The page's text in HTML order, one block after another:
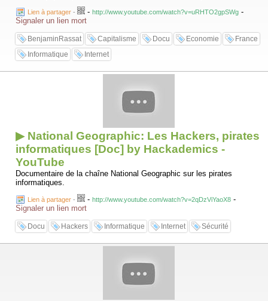
Lien à partager - - http://www.youtube.com/watch?v=uRHTO2gpSWg -
Signaler un lien mort
BenjaminRassat Capitalisme Docu Economie
France
Informatique
Internet
▶ National Geographic: Les Hackers, pirates
informatiques [Doc] by Hackademics -
YouTube
Documentaire de la chaîne National Geographic sur les pirates
informatiques.
Lien à partager - - http://www.youtube.com/watch?v=2qDzViYaoX8 -
Signaler un lien mort
Docu Hackers Informatique Internet Sécurité